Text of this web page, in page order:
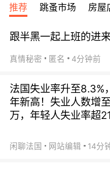
宾馆 108欧/天起
全程756欧/位
欧/天
推荐 跳蚤市场 房屋
跟半黑一起上班的进
真情秘密 匿名 4分钟前
法国失业率升至8.3%
年新高！失业人数增
万，年轻人失业率超
闲聊法国 网站编辑 14分